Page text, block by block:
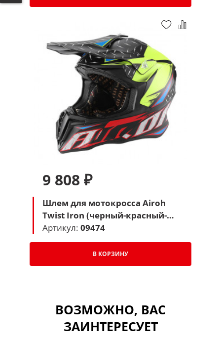
9 808 ₽
Шлем для мотокросса Airoh
Twist Iron (черный-красный-
желтый)
Артикул: 09474
В КОРЗИНУ
ВОЗМОЖНО, ВАС
ЗАИНТЕРЕСУЕТ